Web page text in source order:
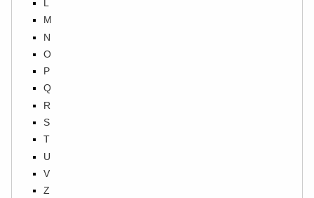
L
M
N
O
P
Q
R
S
T
U
V
Z